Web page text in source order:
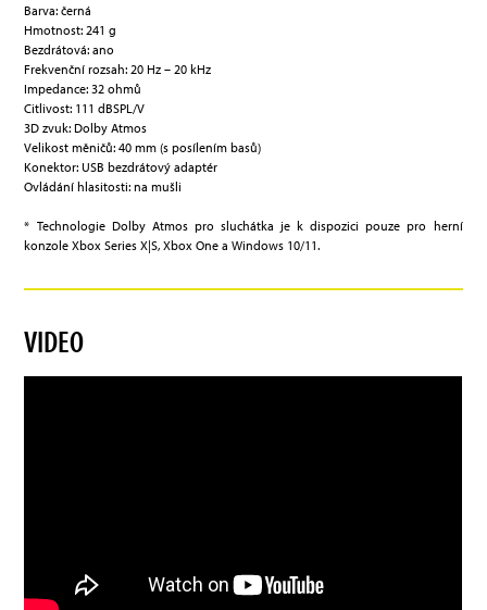
Barva: černá
Hmotnost: 241 g
Bezdrátová: ano
Frekvenční rozsah: 20 Hz – 20 kHz
Impedance: 32 ohmů
Citlivost: 111 dBSPL/V
3D zvuk: Dolby Atmos
Velikost měničů: 40 mm (s posílením basů)
Konektor: USB bezdrátový adaptér
Ovládání hlasitosti: na mušli
* Technologie Dolby Atmos pro sluchátka je k dispozici pouze pro herní
konzole Xbox Series X|S, Xbox One a Windows 10/11.
VIDEO